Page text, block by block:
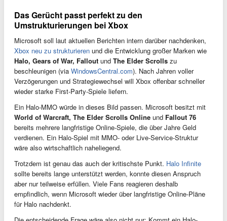
Das Gerücht passt perfekt zu den
Umstrukturierungen bei Xbox
Microsoft soll laut aktuellen Berichten intern darüber nachdenken,
Xbox neu zu strukturieren und die Entwicklung großer Marken wie
Halo, Gears of War, Fallout und The Elder Scrolls zu
beschleunigen (via WindowsCentral.com). Nach Jahren voller
Verzögerungen und Strategiewechsel will Xbox offenbar schneller
wieder starke First-Party-Spiele liefern.
Ein Halo-MMO würde in dieses Bild passen. Microsoft besitzt mit
World of Warcraft, The Elder Scrolls Online und Fallout 76
bereits mehrere langfristige Online-Spiele, die über Jahre Geld
verdienen. Ein Halo-Spiel mit MMO- oder Live-Service-Struktur
wäre also wirtschaftlich naheliegend.
Trotzdem ist genau das auch der kritischste Punkt. Halo Infinite
sollte bereits lange unterstützt werden, konnte diesen Anspruch
aber nur teilweise erfüllen. Viele Fans reagieren deshalb
empfindlich, wenn Microsoft wieder über langfristige Online-Pläne
für Halo nachdenkt.